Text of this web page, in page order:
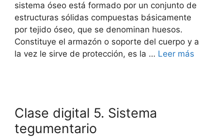
sistema óseo está formado por un conjunto de
estructuras sólidas compuestas básicamente
por tejido óseo, que se denominan huesos.
Constituye el armazón o soporte del cuerpo y a
la vez le sirve de protección, es la … Leer más
Clase digital 5. Sistema
tegumentario